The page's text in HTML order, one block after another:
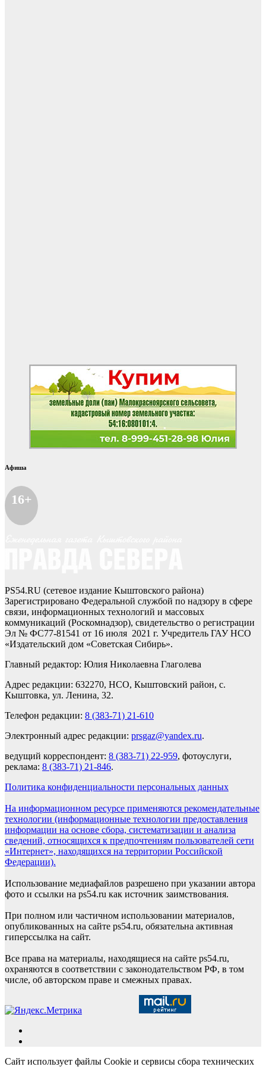
Афиша
16+
PS54.RU (сетевое издание Кыштовского района)
Зарегистрировано Федеральной службой по надзору в сфере
связи, информационных технологий и массовых
коммуникаций (Роскомнадзор), свидетельство о регистрации
Эл № ФС77-81541 от 16 июля 2021 г. Учредитель ГАУ НСО
«Издательский дом «Советская Сибирь».
Главный редактор: Юлия Николаевна Глаголева
Адрес редакции: 632270, НСО, Кыштовский район, с.
Кыштовка, ул. Ленина, 32.
Телефон редакции: 8 (383-71) 21-610
Электронный адрес редакции: prsgaz@yandex.ru.
ведущий корреспондент: 8 (383-71) 22-959, фотоуслуги,
реклама: 8 (383-71) 21-846.
Политика конфиденциальности персональных данных
На информационном ресурсе применяются рекомендательные
технологии (информационные технологии предоставления
информации на основе сбора, систематизации и анализа
сведений, относящихся к предпочтениям пользователей сети
«Интернет», находящихся на территории Российской
Федерации).
Использование медиафайлов разрешено при указании автора
фото и ссылки на ps54.ru как источник заимствования.
При полном или частичном использовании материалов,
опубликованных на сайте ps54.ru, обязательна активная
гиперссылка на сайт.
Все права на материалы, находящиеся на сайте ps54.ru,
охраняются в соответствии с законодательством РФ, в том
числе, об авторском праве и смежных правах.
Сайт использует файлы Cookie и сервисы сбора технических